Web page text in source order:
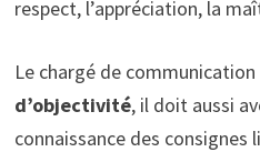
respect, l’appréciation, la
Le chargé de communication
d’objectivité, il doit aussi
connaissance des consignes